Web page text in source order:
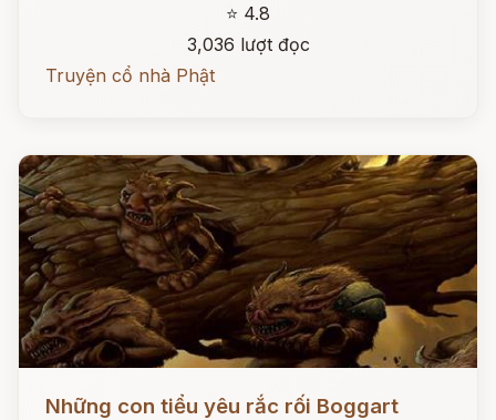
⭐ 4.8
3,036 lượt đọc
Truyện cổ nhà Phật
Những con tiểu yêu rắc rối Boggart